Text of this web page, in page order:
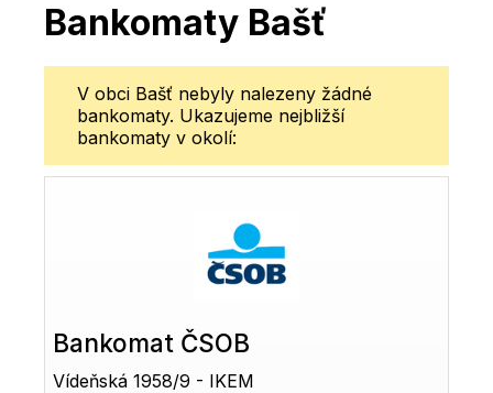
Bankomaty Bašť
V obci Bašť nebyly nalezeny žádné
bankomaty. Ukazujeme nejbližší
bankomaty v okolí:
Bankomat ČSOB
Vídeňská 1958/9 - IKEM